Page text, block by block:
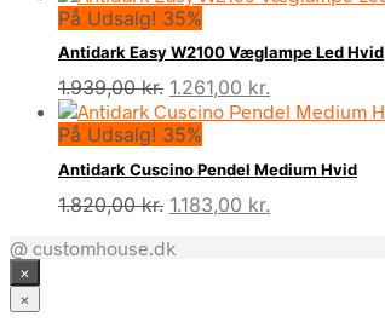
pris
var:
3.255,00 kr..2.138,00 kr..
På Udsalg! 35%
Antidark Easy W2100 Væglampe Led Hvid
1.939,00kr. Den
oprindelige
pris
var:
1.939,00 kr..
1.261,00 kr.
aktuelle
er:
1.261,00 kr..
På Udsalg! 35%
Antidark Cuscino Pendel Medium Hvid
1.820,00kr. Den
pris
1.183,00 kr.
@ customhouse.dk
×
×